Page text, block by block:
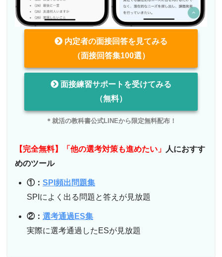
内定者の面接回答を見てみる
（面接回答集100選）
面接練習サポートを受けてみる
（無料）
＊就活の教科書公式LINEから限定無料配布！
【完全無料】「他の選考対策も進めたい」
人におすす
めのツール
①： SPI頻出問題集
SPIによく出る問題と答えが見放題
②： 選考通過ES集
実際に選考通過したESが見放題